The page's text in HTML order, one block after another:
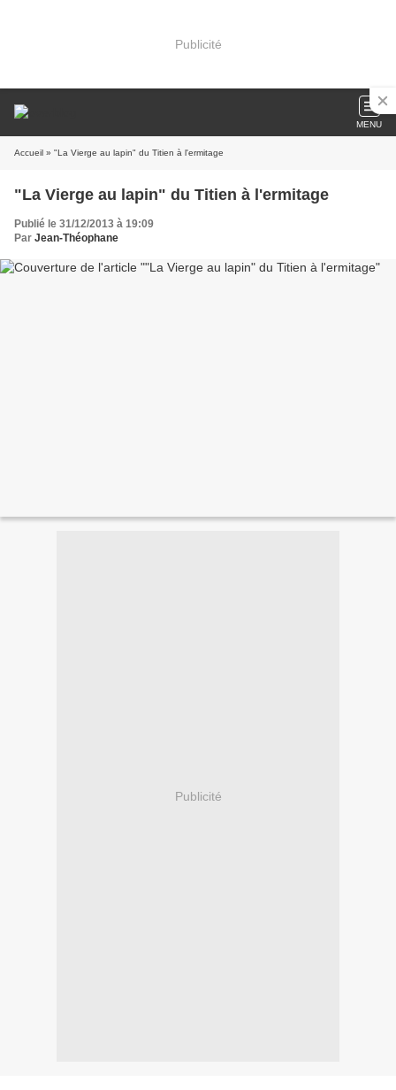
Publicité
MENU
Accueil » "La Vierge au lapin" du Titien à l'ermitage
"La Vierge au lapin" du Titien à l'ermitage
Publié le 31/12/2013 à 19:09
Par Jean-Théophane
Publicité